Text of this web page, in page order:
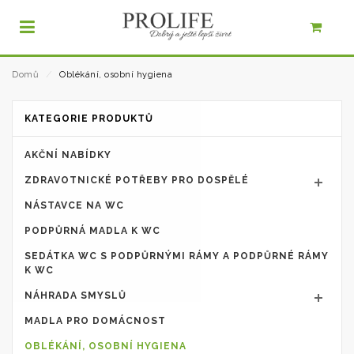
Domů Oblékání, osobní hygiena
KATEGORIE PRODUKTŮ
AKČNÍ NABÍDKY
ZDRAVOTNICKÉ POTŘEBY PRO DOSPĚLÉ
NÁSTAVCE NA WC
PODPŮRNÁ MADLA K WC
SEDÁTKA WC S PODPŮRNÝMI RÁMY A PODPŮRNÉ RÁMY
K WC
NÁHRADA SMYSLŮ
MADLA PRO DOMÁCNOST
OBLÉKÁNÍ, OSOBNÍ HYGIENA